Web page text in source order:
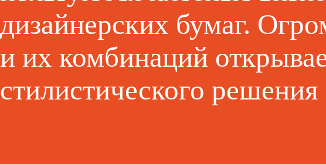
дизайнерских бумаг.
и их комбинаций
стилистического